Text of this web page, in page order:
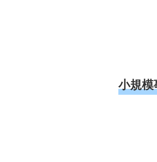
小規模